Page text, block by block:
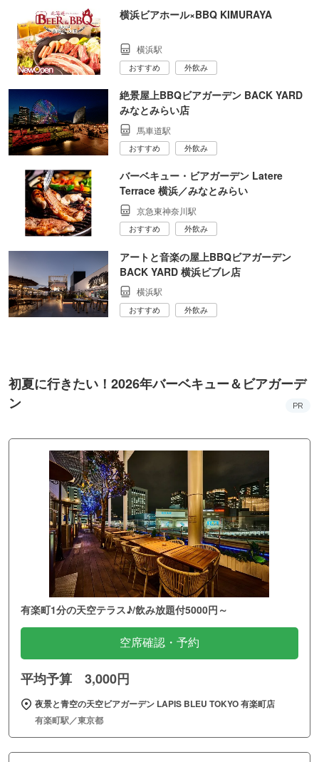
横浜ビアホール×BBQ KIMURAYA
横浜駅
おすすめ 外飲み
絶景屋上BBQビアガーデン BACK YARD
みなとみらい店
馬車道駅
おすすめ 外飲み
バーベキュー・ビアガーデン Latere
Terrace 横浜／みなとみらい
京急東神奈川駅
おすすめ 外飲み
アートと音楽の屋上BBQビアガーデン
BACK YARD 横浜ビブレ店
横浜駅
おすすめ 外飲み
初夏に行きたい！2026年バーベキュー＆ビアガーデ
ン
PR
有楽町1分の天空テラス♪/飲み放題付5000円～
空席確認・予約
平均予算 3,000円
夜景と青空の天空ビアガーデン LAPIS BLEU TOKYO 有楽町店
有楽町駅／東京都